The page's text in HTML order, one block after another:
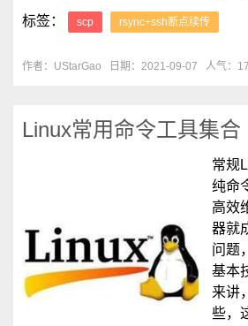
标签：
scp rsync+ssh断点续传
作者：UStarGao 日期：2021-09-07 人气：
Linux常用命令工具集合
常规
纯命
高效
器就
问题
基本
来讲
些，